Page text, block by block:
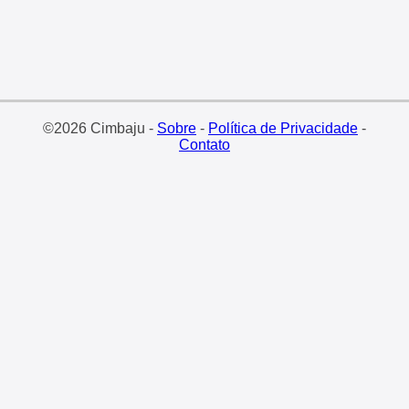
©2026 Cimbaju - Sobre- Política de Privacidade-
Contato